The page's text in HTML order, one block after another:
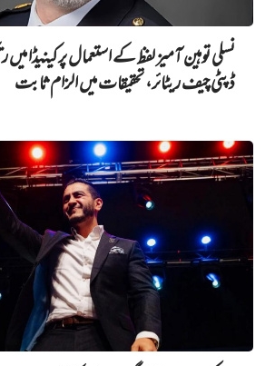
نسلی توہین آمیز لفظ کے استعمال پر کینیڈا
ڈپٹی چیف ریٹائر، تحقیقات میں الزام ثابت